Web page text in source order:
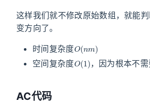
这样我们就不修改原始数组，就能
变方向了。
时间复杂度
空间复杂度
O (1)
，因为根本不
AC代码